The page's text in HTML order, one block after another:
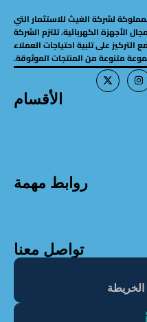
لشركة الغيث للاستثمار التي
الأجهزة الكهربائية. تلتزم الشركة
التركيز على تلبية احتياجات العملاء
متنوعة من المنتجات الموثوقة.
الأقسام
روابط مهمة
تواصل معنا
الخريطة